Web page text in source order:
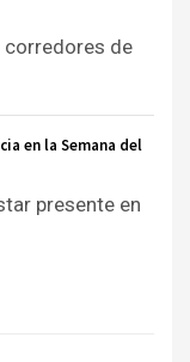
corredores de
en la Semana del
presente en